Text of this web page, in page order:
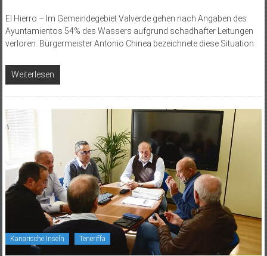
El Hierro – Im Gemeindegebiet Valverde gehen nach Angaben des
Ayuntamientos 54% des Wassers aufgrund schadhafter Leitungen
verloren. Bürgermeister Antonio Chinea bezeichnete diese Situation
Weiterlesen
Kanarische Inseln Teneriffa